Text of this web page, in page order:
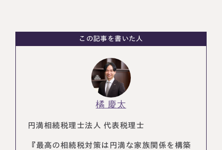
私たちについて
この記事を書いた人
橘 慶太
円満相続税理士法人 代表税理士
『最高の相続税対策は円満な家族関係を構築